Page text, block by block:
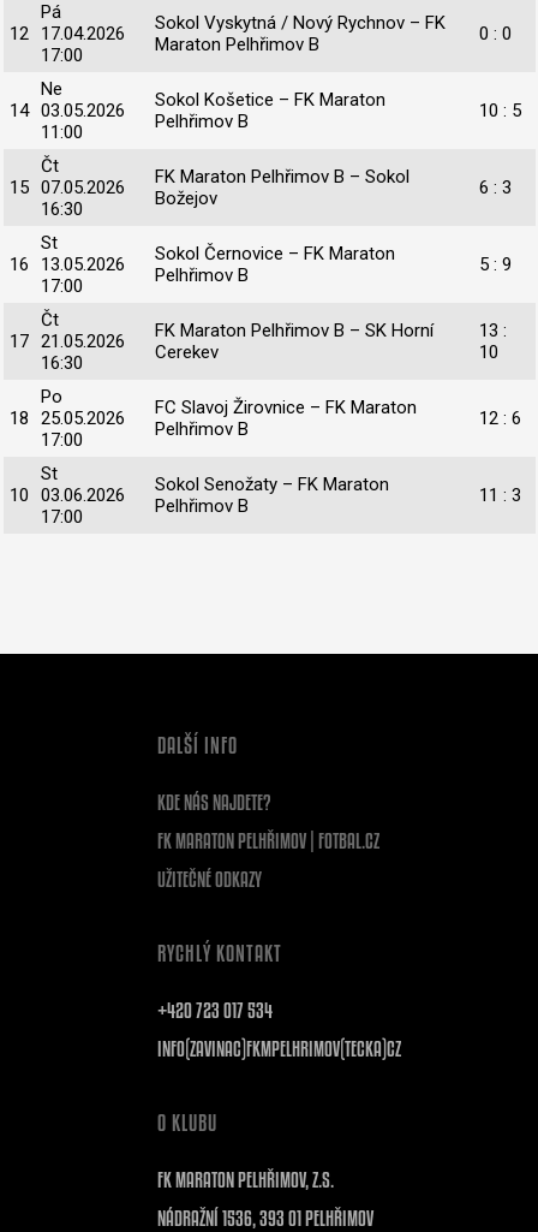
12
Pá
17.04.2026
17:00
Sokol Vyskytná / Nový Rychnov – FK
Maraton Pelhřimov B
0 : 0
14
Ne
03.05.2026
11:00
Sokol Košetice – FK Maraton
Pelhřimov B
10 : 5
15
Čt
07.05.2026
16:30
FK Maraton Pelhřimov B – Sokol
Božejov
6 : 3
16
St
13.05.2026
17:00
Sokol Černovice – FK Maraton
Pelhřimov B
5 : 9
17
Čt
21.05.2026
16:30
FK Maraton Pelhřimov B – SK Horní
Cerekev
13 :
10
18
Po
25.05.2026
17:00
FC Slavoj Žirovnice – FK Maraton
Pelhřimov B
12 : 6
10
St
03.06.2026
17:00
Sokol Senožaty – FK Maraton
Pelhřimov B
11 : 3
DALŠÍ INFO
KDE NÁS NAJDETE?
FK MARATON PELHŘIMOV | FOTBAL.CZ
UŽITEČNÉ ODKAZY
RYCHLÝ KONTAKT
+420 723 017 534
INFO(ZAVINAC)FKMPELHRIMOV(TECKA)CZ
O KLUBU
FK MARATON PELHŘIMOV, Z.S.
NÁDRAŽNÍ 1536, 393 01 PELHŘIMOV